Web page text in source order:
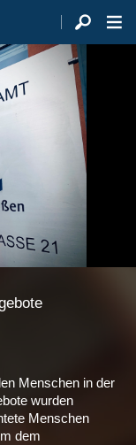
Menschen in der
wurden
Menschen
dem